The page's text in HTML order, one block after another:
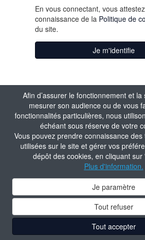
Afin d’assurer le fonctionnement et
mesurer son audience ou de vous
fonctionnalités particulières, nous
échéant sous réserve de votre
Vous pouvez prendre connaissance
utilisées sur le site et gérer vos
dépôt des cookies, en cliquant
Plus d'information.
Je paramètre
Tout refuser
Tout accepter
En vous connectant, vous
connaissance de la Politique de
du site.
Je m'identifie